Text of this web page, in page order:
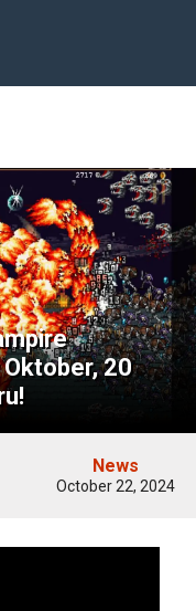
20
News
October 22, 2024